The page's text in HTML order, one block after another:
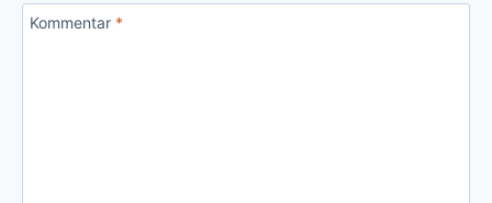
Kommentar *